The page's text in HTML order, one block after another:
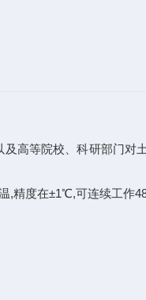
高等院校、科研部门对
,精度在±1℃,可连续工作